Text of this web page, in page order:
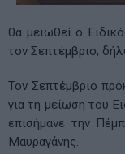
θα μειωθεί ο
τον Σεπτέμβριο,
Τον Σεπτέμβριο
για τη μείωση του
επισήμανε την
Μαυραγάνης.